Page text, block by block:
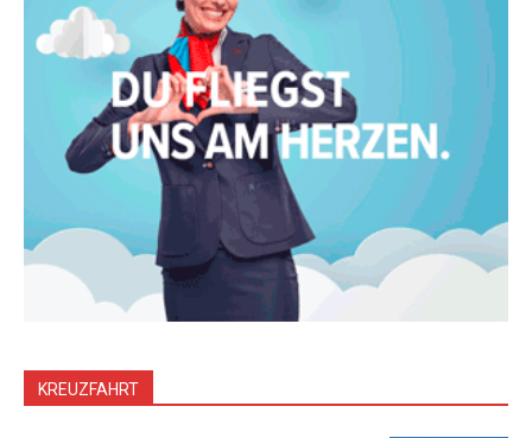
KREUZFAHRT